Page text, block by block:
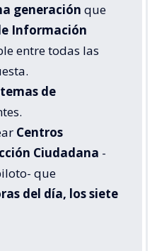
generación que
Información
entre todas las
de
Centros
Ciudadana -
que
del día, los siete